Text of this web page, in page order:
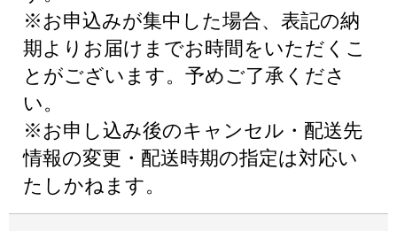
※お申込みが集中した場合、表記の納
期よりお届けまでお時間をいただくこ
とがございます。予めご了承くださ
い。
※お申し込み後のキャンセル・配送先
情報の変更・配送時期の指定は対応い
たしかねます。